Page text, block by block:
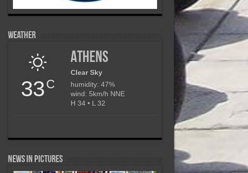
Weather
33C
Athens
Clear Sky
humidity: 47%
wind: 5km/h NNE
H 34 • L 32
News in Pictures